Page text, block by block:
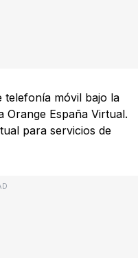
telefonía móvil bajo la
Orange España Virtual.
para servicios de